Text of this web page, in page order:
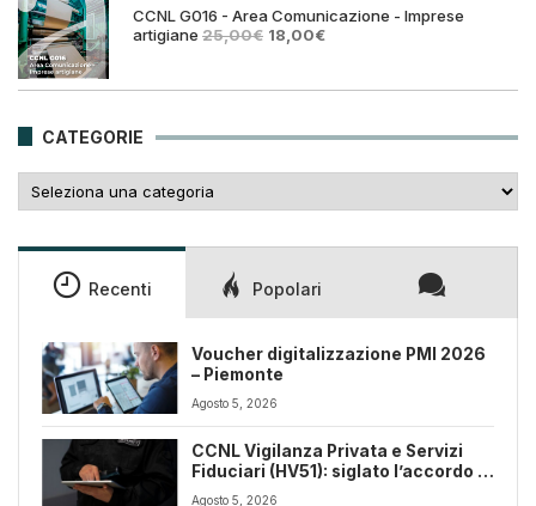
CCNL G016 - Area Comunicazione - Imprese
artigiane 25,00€ Il
era:
18,00€Il
è:
CATEGORIE
Recenti Popolari
Voucher digitalizzazione PMI 2026
– Piemonte
Agosto 5, 2026
CCNL Vigilanza Privata e Servizi
Fiduciari (HV51): siglato l’accordo di
rinnovo
Agosto 5, 2026